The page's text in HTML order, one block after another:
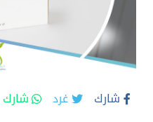
شارك غرد شارك